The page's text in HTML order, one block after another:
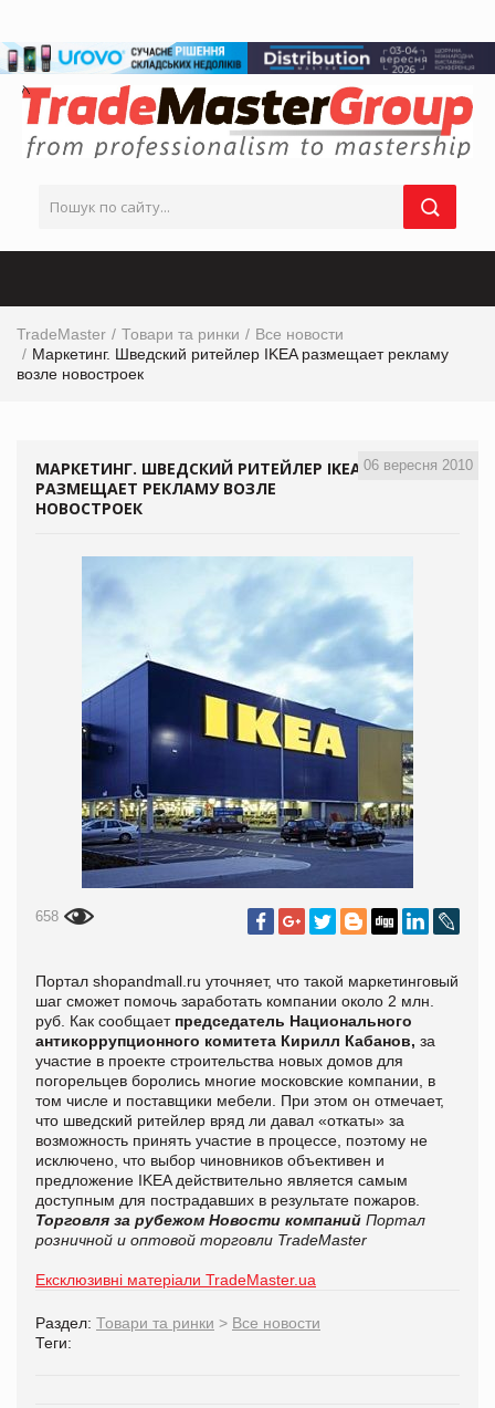
TradeMaster Товари та ринки
Все новости
Маркетинг. Шведский ритейлер IKEA размещает рекламу
возле новостроек
06 вересня 2010
МАРКЕТИНГ. ШВЕДСКИЙ РИТЕЙЛЕР IKEA
РАЗМЕЩАЕТ РЕКЛАМУ ВОЗЛЕ
НОВОСТРОЕК
658
Портал shopandmall.ru уточняет, что такой маркетинговый
шаг сможет помочь заработать компании около 2 млн.
руб. Как сообщает председатель Национального
антикоррупционного комитета Кирилл Кабанов, за
участие в проекте строительства новых домов для
погорельцев боролись многие московские компании, в
том числе и поставщики мебели. При этом он отмечает,
что шведский ритейлер вряд ли давал «откаты» за
возможность принять участие в процессе, поэтому не
исключено, что выбор чиновников объективен и
предложение IKEA действительно является самым
доступным для пострадавших в результате пожаров.
Торговля за рубежом Новости компаний Портал
розничной и оптовой торговли TradeMaster
Ексклюзивні матеріали TradeMaster.ua
Раздел: Товари та ринки > Все новости
Теги: